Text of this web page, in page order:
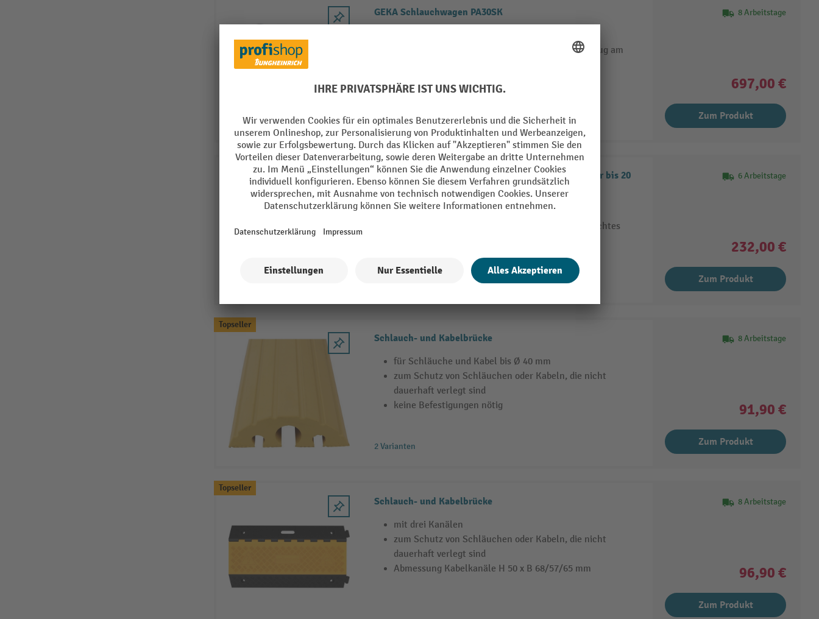
GEKA Schlauchwagen PA30SK
schrittweise Arretierung aus der Distanz durch Zug am
8 Arbeitstage
697,00 €
Zum Produkt
PLANETA Schlauchaufroller für Druckluft und Wasser bis 20
bar
Für Druckluft und Wasser bis maximal 20 bar
Manuelle Sperrvorrichtung verhindert unerwünschtes
Inklusive schwenkbarer Wandbefestigung
6 Arbeitstage
232,00 €
Zum Produkt
Topseller
Schlauch- und Kabelbrücke
für Schläuche und Kabel bis Ø 40 mm
zum Schutz von Schläuchen oder Kabeln, die nicht
dauerhaft verlegt sind
keine Befestigungen nötig
2 Varianten
8 Arbeitstage
91,90 €
Zum Produkt
Topseller
Schlauch- und Kabelbrücke
mit drei Kanälen
zum Schutz von Schläuchen oder Kabeln, die nicht
dauerhaft verlegt sind
Abmessung Kabelkanäle H 50 x B 68/57/65 mm
8 Arbeitstage
96,90 €
Zum Produkt